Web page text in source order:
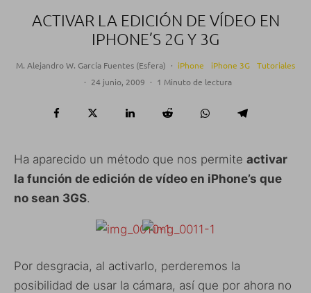
ACTIVAR LA EDICIÓN DE VÍDEO EN
IPHONE’S 2G Y 3G
M. Alejandro W. García Fuentes (Esfera) · iPhone iPhone 3G
Tutoriales
· 24 junio, 2009 · 1 Minuto de lectura
Ha aparecido un método que nos permite activar
la función de edición de vídeo en iPhone’s que
no sean 3GS.
Por desgracia, al activarlo, perderemos la
posibilidad de usar la cámara, así que por ahora no